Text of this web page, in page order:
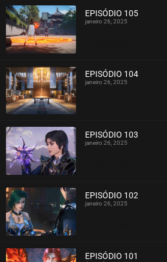
EPISÓDIO 105
janeiro 26, 2025
EPISÓDIO 104
janeiro 26, 2025
EPISÓDIO 103
janeiro 26, 2025
EPISÓDIO 102
janeiro 26, 2025
EPISÓDIO 101